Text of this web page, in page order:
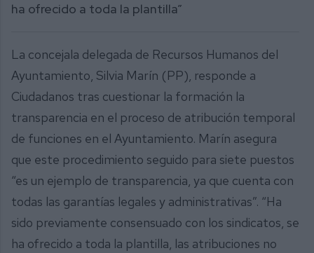
ha ofrecido a toda la plantilla”
La concejala delegada de Recursos Humanos del
Ayuntamiento, Silvia Marín (PP), responde a
Ciudadanos tras cuestionar la formación la
transparencia en el proceso de atribución temporal
de funciones en el Ayuntamiento. Marín asegura
que este procedimiento seguido para siete puestos
“es un ejemplo de transparencia, ya que cuenta con
todas las garantías legales y administrativas”. “Ha
sido previamente consensuado con los sindicatos, se
ha ofrecido a toda la plantilla, las atribuciones no